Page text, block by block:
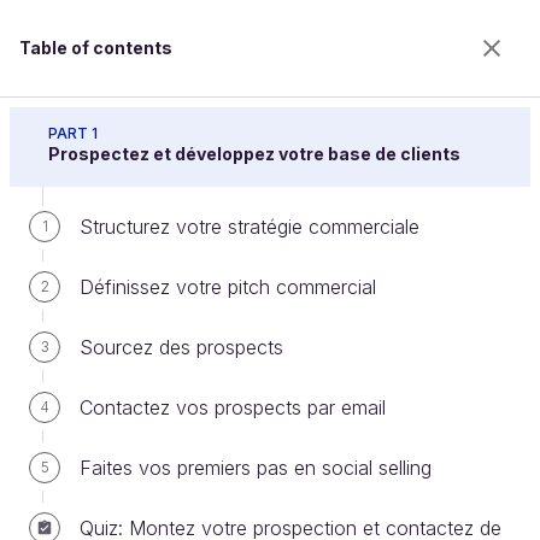
Table of contents
PART 1
Prospectez et développez votre base de clients
1 Structurez votre stratégie commerciale
2 Définissez votre pitch commercial
3 Sourcez des prospects
4 Contactez vos prospects par email
5 Faites vos premiers pas en social selling
Quiz: Montez votre prospection et contactez de
Lancez-vous dans le métier !
Welcome to the 100% online school for careers with
a future.
Get free access to all the features of this course
(quizzes, videos, unlimited access to all chapters) by
creating an account.
Create an account or log in